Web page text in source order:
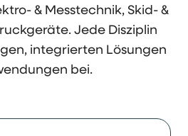
& Messtechnik, Skid- &
Jede Disziplin
integrierten Lösungen
bei.